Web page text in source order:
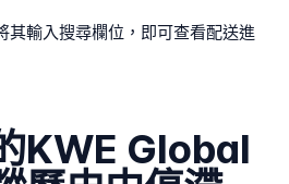
其輸入搜尋欄位，即可查看配送進
KWE Global